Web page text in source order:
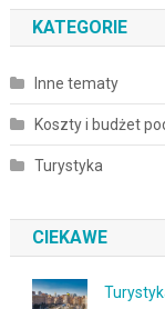
KATEGORIE
Inne tematy
Koszty i budżet
Turystyka
CIEKAWE